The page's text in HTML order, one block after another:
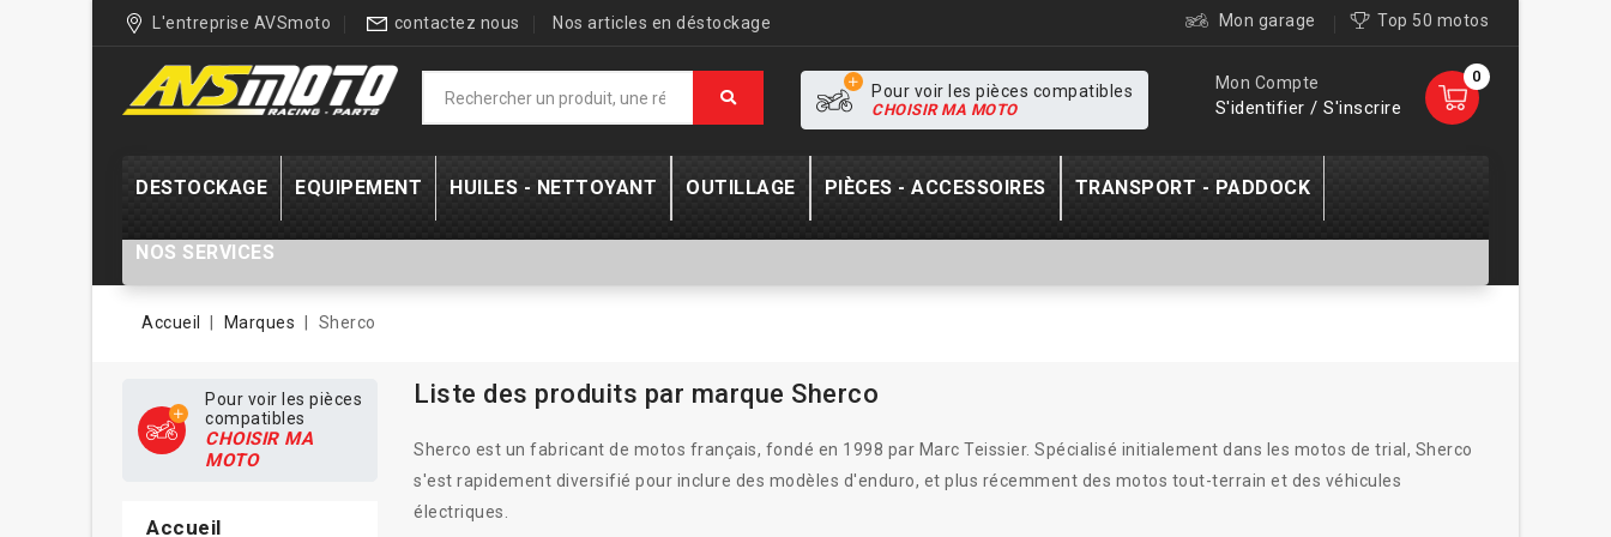
L'entreprise AVSmoto contactez nous Nos articles en déstockage Mon garage Top 50 motos
0
Mon Compte
S'identifier / S'inscrire
Pour voir les pièces compatibles
CHOISIR MA MOTO
DESTOCKAGE EQUIPEMENT HUILES - NETTOYANT OUTILLAGE PIÈCES - ACCESSOIRES TRANSPORT - PADDOCK
NOS SERVICES
Accueil Marques Sherco
Pour voir les pièces
compatibles
CHOISIR MA
MOTO
Accueil
Liste des produits par marque Sherco
Sherco est un fabricant de motos français, fondé en 1998 par Marc Teissier. Spécialisé initialement dans les motos de trial, Sherco
s'est rapidement diversifié pour inclure des modèles d'enduro, et plus récemment des motos tout-terrain et des véhicules
électriques.